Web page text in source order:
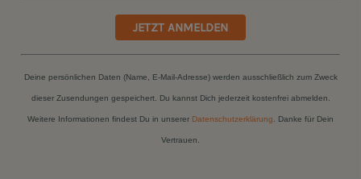
JETZT ANMELDEN
Deine persönlichen Daten (Name, E-Mail-Adresse) werden ausschließlich zum Zweck
dieser Zusendungen gespeichert. Du kannst Dich jederzeit kostenfrei abmelden.
Weitere Informationen findest Du in unserer Datenschutzerklärung . Danke für Dein
Vertrauen.